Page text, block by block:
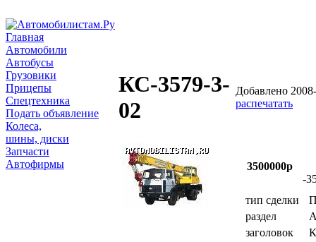
Главная
Автомобили
Автобусы
Грузовики
Прицепы
Спецтехника
Подать объявление
Колеса,
шины, диски
Запчасти
Автофирмы
КС-3579-3-
02
Добавлено
распечатать
3500000р
-
тип сделки
раздел
заголовок